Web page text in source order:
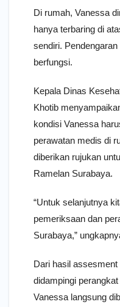
Di rumah, Vanessa
hanya terbaring di
sendiri.
berfungsi.
Kepala Dinas
Khotib
kondisi Vanessa
perawatan medis di
diberikan rujukan
Ramelan Surabaya.
“Untuk selanjutnya
pemeriksaan dan
Surabaya,”
Dari hasil
didampingi
Vanessa langsung